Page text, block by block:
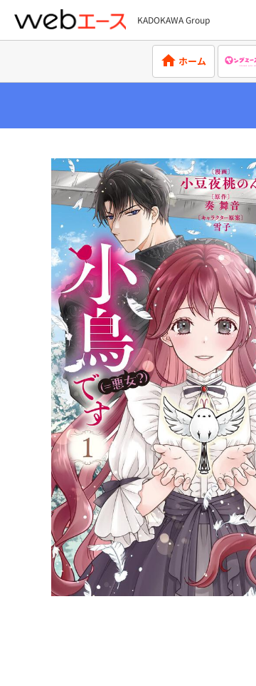
webエース
KADOKAWA Group
ホーム